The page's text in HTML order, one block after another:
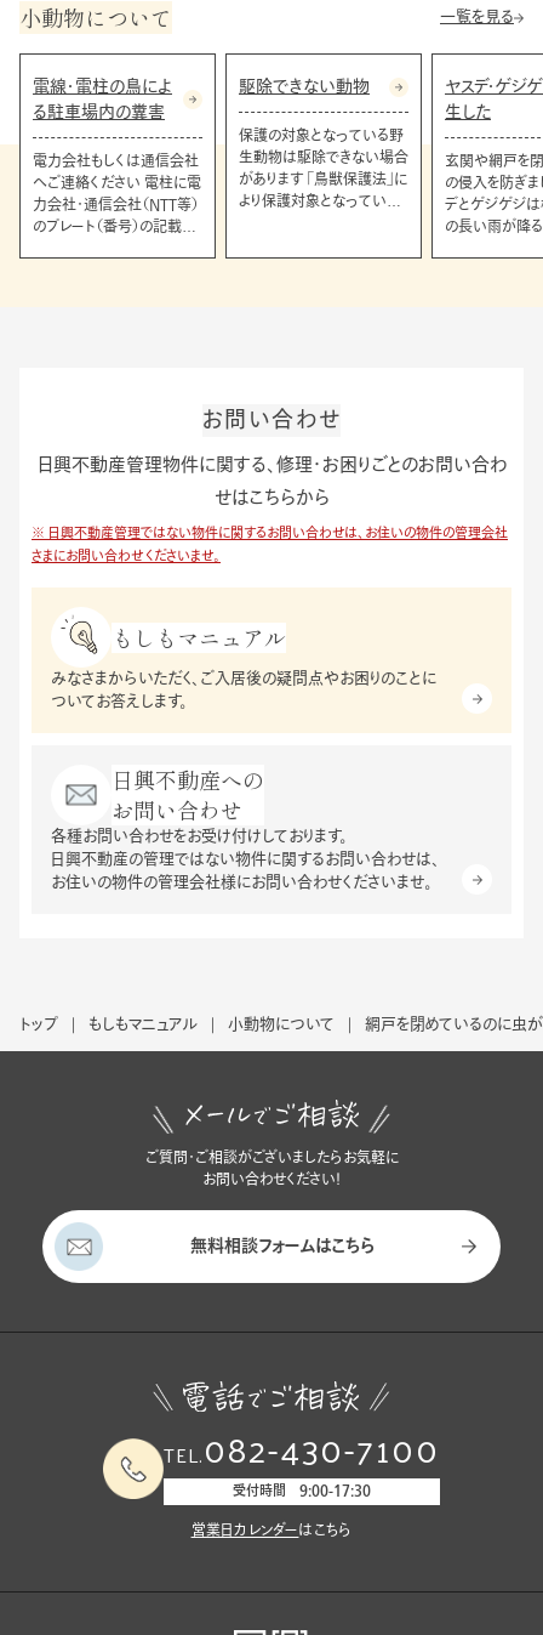
小動物について 一覧を見る
電線・電柱の鳥によ
る駐車場内の糞害
電力会社もしくは通信会社
へご連絡ください 電柱に電
力会社・通信会社（NTT等）
のプレート（番号）の記載が
駆除できない動物
保護の対象となっている野
生動物は駆除できない場合
があります 「鳥獣保護法」に
より保護対象となっている
ヤスデ・ゲジ
生した
玄関や網戸を
の侵入を防ぎま
デとゲジゲジ
の長い雨が降
ございます。お
お問い合わせ
日興不動産管理物件に関する、修理・お困りごとのお問い合わ
せはこちらから
※ 日興不動産管理ではない物件に関するお問い合わせは、お住いの物件の管理会社
さまにお問い合わせくださいませ。
もしもマニュアル
みなさまからいただく、 ご入居後の疑問点やお困りのことに
ついてお答えします。
日興不動産への
お問い合わせ
各種お問い合わせをお受け付けしております。
日興不動産の管理ではない物件に関するお問い合わせは、
お住いの物件の管理会社様にお問い合わせくださいませ。
トップ もしもマニュアル 小動物について 網戸を閉めているのに虫
ご質問・ご相談がございましたらお気軽に
お問い合わせください！
無料相談フォームはこちら
TEL.082-430-7100
受付時間 9:00-17:30
営業日カレンダーはこちら